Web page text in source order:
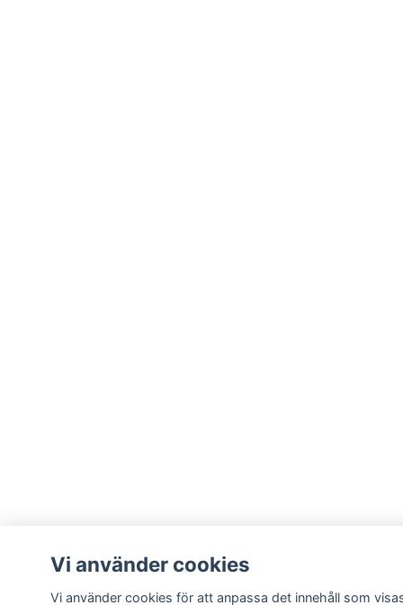
Vi använder cookies
Vi använder cookies för att anpassa det innehåll som